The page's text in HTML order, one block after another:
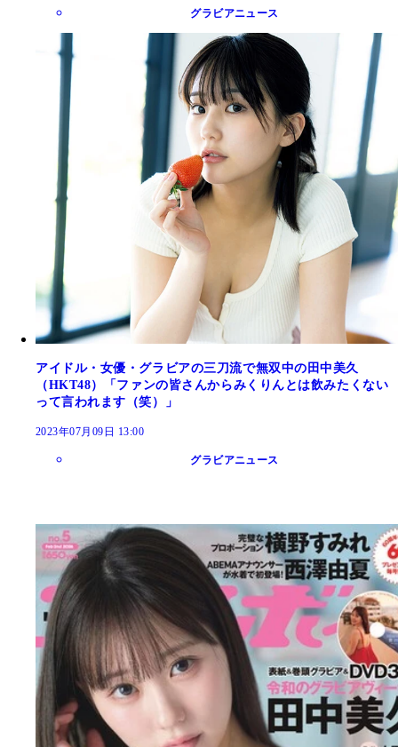
グラビアニュース
アイドル・女優・グラビアの三刀流で無双中の田中美久
（HKT48）「ファンの皆さんからみくりんとは飲みたくない
って言われます（笑）」
2023年07月09日 13:00
グラビアニュース